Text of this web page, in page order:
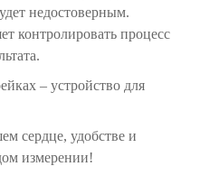
недостоверным.
контролировать процесс
– устройство для
сердце, удобстве и
измерении!